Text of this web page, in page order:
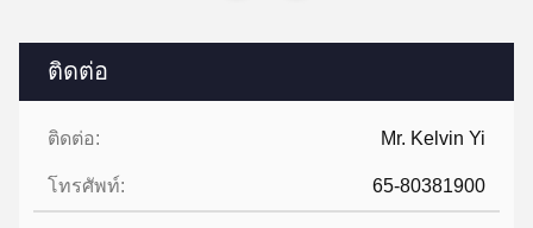
ติดต่อ
ติดต่อ: Mr. Kelvin Yi
โทรศัพท์: 65-80381900